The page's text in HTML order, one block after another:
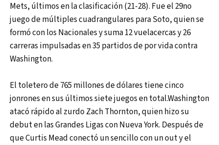
Mets, últimos en la clasificación (21-28). Fue el 29no
juego de múltiples cuadrangulares para Soto, quien se
formó con los Nacionales y suma 12 vuelacercas y 26
carreras impulsadas en 35 partidos de por vida contra
Washington.
El toletero de 765 millones de dólares tiene cinco
jonrones en sus últimos siete juegos en total.Washington
atacó rápido al zurdo Zach Thornton, quien hizo su
debut en las Grandes Ligas con Nueva York. Después de
que Curtis Mead conectó un sencillo con un out y el